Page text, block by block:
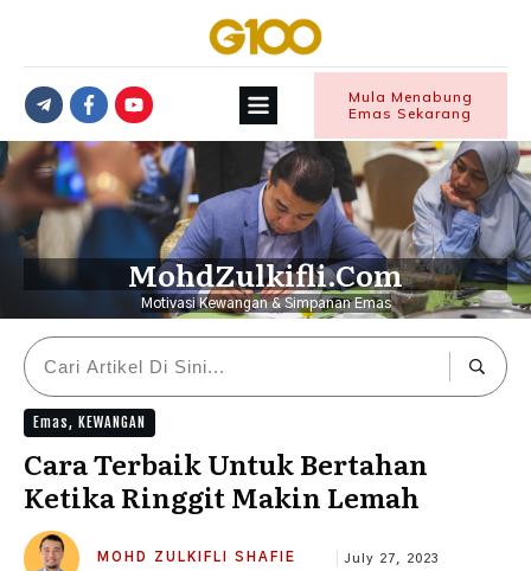
Mula Menabung
Emas Sekarang
MohdZulkifli.Com
Motivasi Kewangan & Simpanan Emas
Emas, KEWANGAN
Cara Terbaik Untuk Bertahan
Ketika Ringgit Makin Lemah
MOHD ZULKIFLI SHAFIE July 27, 2023